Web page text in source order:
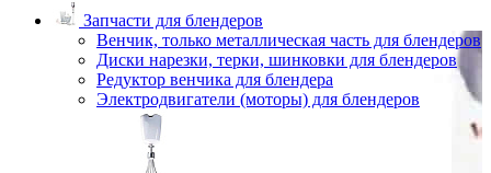
Запчасти для блендеров
Венчик, только металлическая часть для блендеров
Диски нарезки, терки, шинковки для блендеров
Редуктор венчика для блендера
Электродвигатели (моторы) для блендеров